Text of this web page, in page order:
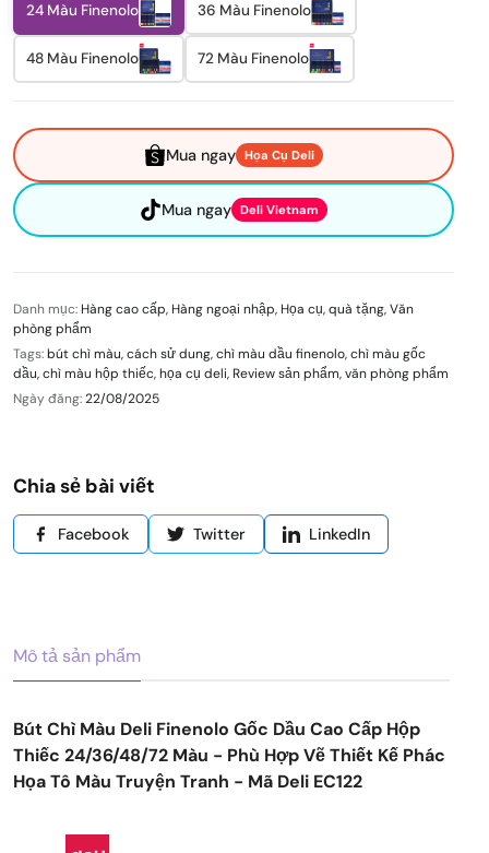
24 Màu Finenolo 36 Màu Finenolo
48 Màu Finenolo 72 Màu Finenolo
Mua ngay Họa Cụ Deli
Mua ngay Deli Vietnam
Danh mục: Hàng cao cấp, Hàng ngoại nhập, Họa cụ,quà tặng,Văn
phòng phẩm
Tags:bút chì màu,cách sử dung,chì màu dầu finenolo,chì màu gốc
dầu,chì màu hộp thiếc,họa cụ deli, Review sản phẩm,văn phòng phẩm
Ngày đăng:22/08/2025
Chia sẻ bài viết
Facebook Twitter LinkedIn
Mô tả sản phẩm
Bút Chì Màu Deli Finenolo Gốc Dầu Cao Cấp Hộp
Thiếc 24/36/48/72 Màu - Phù Hợp Vẽ Thiết Kế Phác
Họa Tô Màu Truyện Tranh - Mã Deli EC122